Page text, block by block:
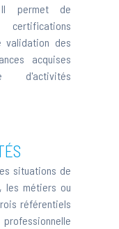
Il permet de
validation des
acquises
d'activités
situations de
les métiers ou
référentiels